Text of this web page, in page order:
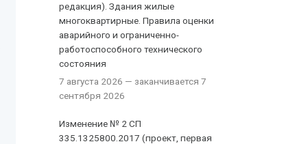
редакция). Здания жилые
многоквартирные. Правила оценки
аварийного и ограниченно-
работоспособного технического
состояния
7 августа 2026 — заканчивается 7
сентября 2026
Изменение № 2 СП
335.1325800.2017 (проект, первая